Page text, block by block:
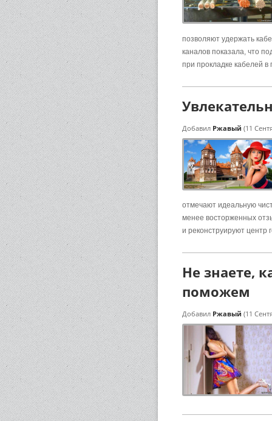
позволяют удержать
каналов показала, что
при прокладке кабелей
Добавил Ржавый (11
отмечают идеальную
менее восторженных
и реконструируют центр
Не знаете,
поможем
Добавил Ржавый (11